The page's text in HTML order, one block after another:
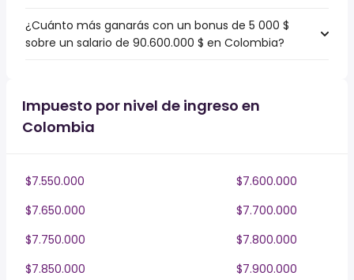
¿Cuánto más ganarás con un bonus de 5 000 $
sobre un salario de 90.600.000 $ en Colombia?
Impuesto por nivel de ingreso en
Colombia
$7.550.000
$7.600.000
$7.650.000
$7.700.000
$7.750.000
$7.800.000
$7.850.000
$7.900.000